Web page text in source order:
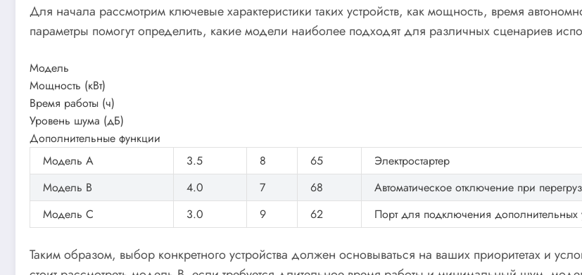
Для начала рассмотрим ключевые характеристики таких устройств, как мощность, время
параметры помогут определить, какие модели наиболее подходят для различных сценариев
Модель
Мощность (кВт)
Время работы (ч)
Уровень шума (дБ)
Дополнительные функции
Модель A
3.5 8 65
Электростартер
Модель B
4.0 7 68
Автоматическое отключение при
Модель C
3.0 9 62 Порт для подключения дополнительных
Таким образом, выбор конкретного устройства должен основываться на ваших приоритетах и